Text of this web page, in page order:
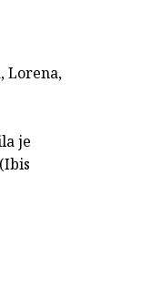
Lorena,
je
(Ibis